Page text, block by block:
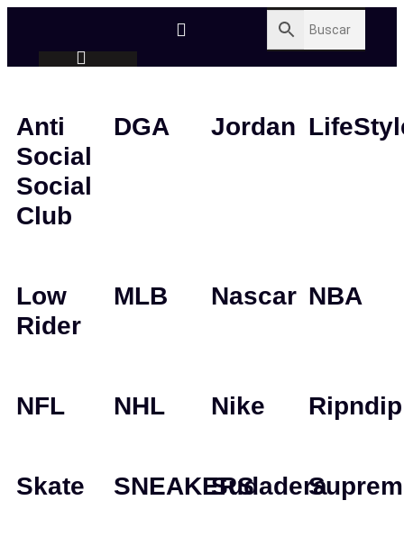
Anti
Social
Social
Club
DGA Jordan
Low
Rider
MLB Nascar NBA
NFL NHL Nike Ripndip
Skate SNEAKERSSudadera